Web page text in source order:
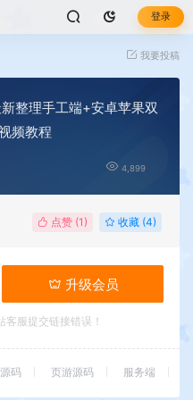
登录
我要投稿
整理手工端+安卓苹果双
频教程
4,899
点赞 (1) 收藏 (4)
升级会员
服提交链接错误！
码 页游源码 服务端